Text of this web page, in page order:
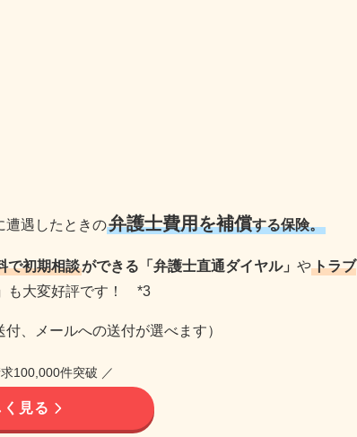
遭遇したときの弁護士費用を補償する保険。
で初期相談ができる「弁護士直通ダイヤル」 やトラブ
も大変好評です！ *3
、メールへの送付が選べます）
100,000件突破 ／
見る